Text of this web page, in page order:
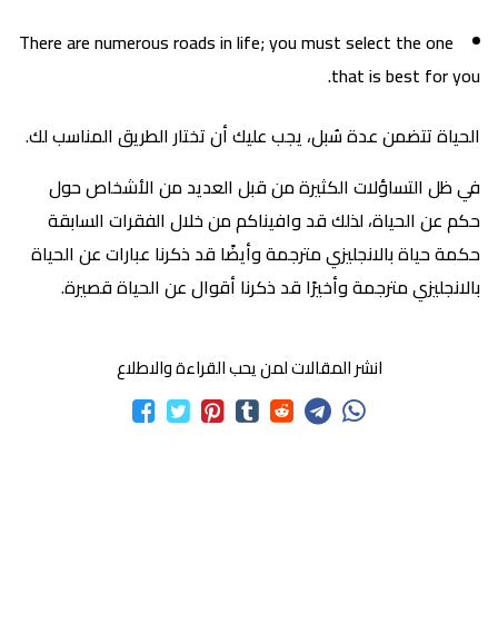
There are numerous roads in life; you must select the one
that is best for you.
الحياة تتضمن عدة سُبل، يجب عليك أن تختار الطريق المناسب لك.
في ظل التساؤلات الكثيرة من قبل العديد من الأشخاص حول
حكم عن الحياة، لذلك قد وافيناكم من خلال الفقرات السابقة
حكمة حياة بالانجليزي مترجمة وأيضًا قد ذكرنا عبارات عن الحياة
بالانجليزي مترجمة وأخيرًا قد ذكرنا أقوال عن الحياة قصيرة.
انشر المقالات لمن يحب القراءة والاطلاع